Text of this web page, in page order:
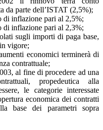
da parte dell’ISTAT (2,5%);
di inflazione pari al 2,5%;
di inflazione pari al 2,3%;
sugli importi di paga base,
vigore;
economici terminerà di
contrattuale;
al fine di procedere ad una
propedeutica alla
le categorie interessate
economica dei contratti
base dei parametri sopra